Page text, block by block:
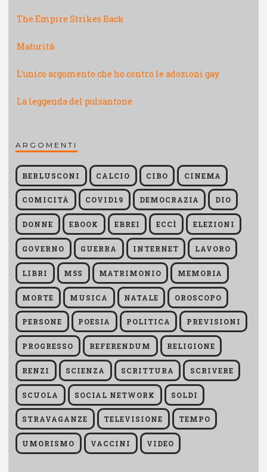
The Empire Strikes Back
Maturità
L’unico argomento che ho contro le adozioni gay
La leggenda del pulsantone
ARGOMENTI
BERLUSCONI CALCIO CIBO CINEMA
COMICITÀ COVID19 DEMOCRAZIA DIO
DONNE EBOOK EBREI ECCÌ ELEZIONI
GOVERNO GUERRA INTERNET LAVORO
LIBRI M5S MATRIMONIO MEMORIA
MORTE MUSICA NATALE OROSCOPO
PERSONE POESIA POLITICA PREVISIONI
PROGRESSO REFERENDUM RELIGIONE
RENZI SCIENZA SCRITTURA SCRIVERE
SCUOLA SOCIAL NETWORK SOLDI
STRAVAGANZE TELEVISIONE TEMPO
UMORISMO VACCINI VIDEO